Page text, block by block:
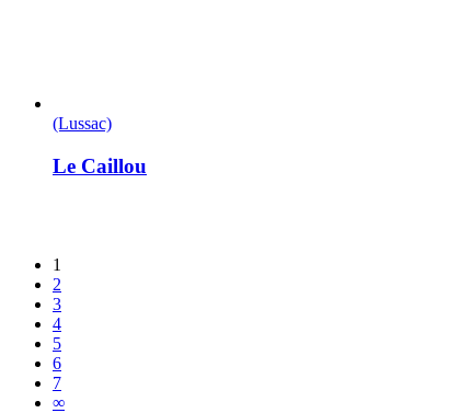
(Lussac)
Le Caillou
1
2
3
4
5
6
7
∞